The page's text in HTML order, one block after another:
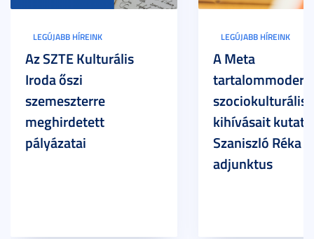
LEGÚJABB HÍREINK
Az SZTE Kulturális
Iroda őszi
szemeszterre
meghirdetett
pályázatai
LEGÚJABB HÍREINK
A Meta
szociokulturális
kihívásait
Szaniszló Réka
adjunktus